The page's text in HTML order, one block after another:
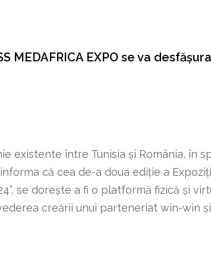
EXPO se va
între Tunisia și România, în
că cea de-a doua ediție a
se dorește a fi o platformă fizică și
creării unui parteneriat win-win